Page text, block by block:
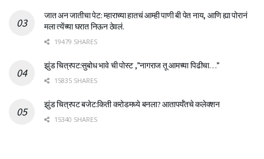
जात अन जातीचा पेट: म्हाराच्या हातचं आम्ही पाणी बी पेत नाय, आणि ह्या पोरानं
मला त्येंच्या घरात निऊन ठेवलं.
19479 SHARES
झुंड चित्रपट:सुबोध भावे ची पोस्ट ,”नागराज तू आमच्या पिढीचा…”
15835 SHARES
झुंड चित्रपट बजेट:किती करोडमध्ये बनला? आतापर्यँतचे कलेक्शन
15340 SHARES